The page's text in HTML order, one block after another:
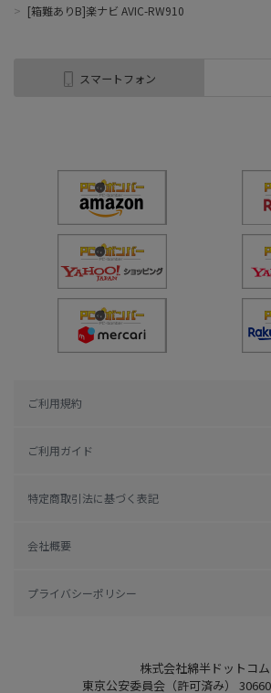
> [箱難ありB]楽ナビ AVIC-RW910
スマートフォン
ご利用規約
ご利用ガイド
特定商取引法に基づく表記
会社概要
プライバシーポリシー
株式会社綿半ドットコム
東京公安委員会（許可済み）